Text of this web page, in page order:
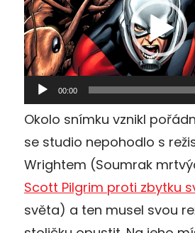
00:00
Okolo snímku vznikl
se studio nepohodlo s
Wrightem (Soumrak
Scott Pilgrim proti zbytku
světa) a ten musel svou